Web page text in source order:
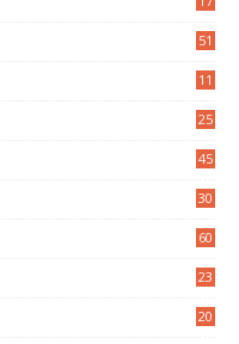
51
11
25
45
30
60
23
20